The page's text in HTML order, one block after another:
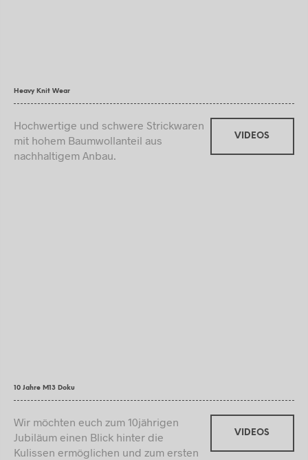
Heavy Knit Wear
Hochwertige und schwere Strickwaren
mit hohem Baumwollanteil aus
nachhaltigem Anbau.
VIDEOS
10 Jahre M13 Doku
Wir möchten euch zum 10jährigen
Jubiläum einen Blick hinter die
Kulissen ermöglichen und zum ersten
VIDEOS